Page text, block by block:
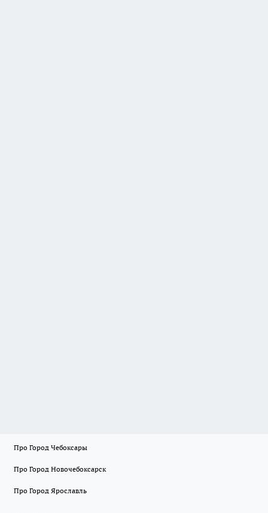
Про Город Чебоксары
Про Город Новочебоксарск
Про Город Ярославль